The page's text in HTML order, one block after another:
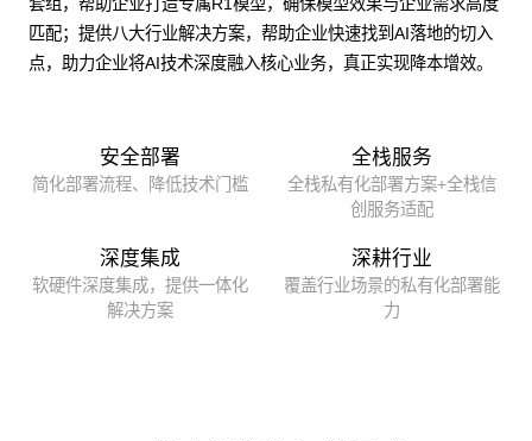
套组，帮助企业打造专属R1模型，确保模型效果与企业需求高度
匹配；提供八大行业解决方案，帮助企业快速找到AI落地的切入
点，助力企业将AI技术深度融入核心业务，真正实现降本增效。
安全部署
简化部署流程、降低技术门槛
全栈服务
全栈私有化部署方案+全栈信
创服务适配
深度集成
软硬件深度集成，提供一体化
解决方案
深耕行业
覆盖行业场景的私有化部署能
力